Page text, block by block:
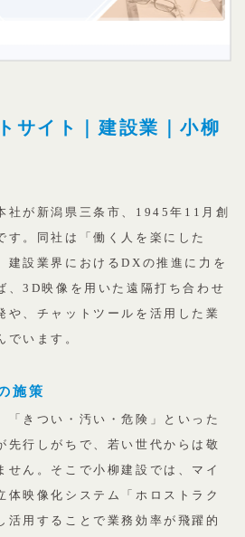
サイト｜建設業｜小柳
社が新潟県三条市、1945年11月創
す。同社は「働く人を楽にした
建設業界におけるDXの推進に力を
、3D映像を用いた遠隔打ち合わせ
や、チャットツールを活用した業
でいます。
施策
「きつい・汚い・危険」といった
先行しがちで、若い世代からは敬
せん。そこで小柳建設では、マイ
体映像化システム「ホロストラク
活用することで業務効率が飛躍的